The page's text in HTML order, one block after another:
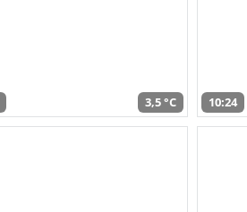
3,5 °C 10:24